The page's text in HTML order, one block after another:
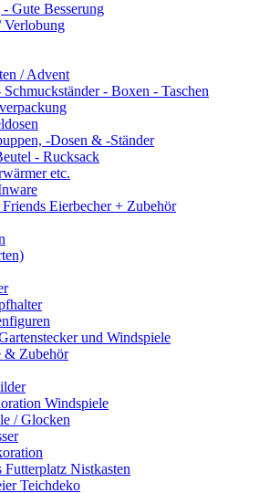
- Gute Besserung
Verlobung
/ Advent
- Boxen - Taschen
-Dosen & -Ständer
- Rucksack
etc.
Eierbecher + Zubehör
und Windspiele
& Zubehör
Windspiele
/ Glocken
Futterplatz Nistkasten
Teichdeko